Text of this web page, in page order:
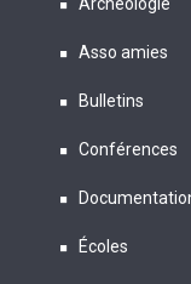
Archéologie
Asso amies
Bulletins
Conférences
Écoles